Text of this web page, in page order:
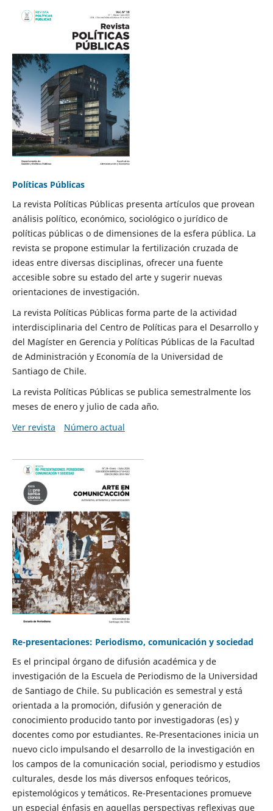
Políticas Públicas
La revista Políticas Públicas presenta artículos que provean
análisis político, económico, sociológico o jurídico de
políticas públicas o de dimensiones de la esfera pública. La
revista se propone estimular la fertilización cruzada de
ideas entre diversas disciplinas, ofrecer una fuente
accesible sobre su estado del arte y sugerir nuevas
orientaciones de investigación.
La revista Políticas Públicas forma parte de la actividad
interdisciplinaria del Centro de Políticas para el Desarrollo y
del Magíster en Gerencia y Políticas Públicas de la Facultad
de Administración y Economía de la Universidad de
Santiago de Chile.
La revista Políticas Públicas se publica semestralmente los
meses de enero y julio de cada año.
Ver revista
Número actual
Re-presentaciones: Periodismo, comunicación y sociedad
Es el principal órgano de difusión académica y de
investigación de la Escuela de Periodismo de la Universidad
de Santiago de Chile. Su publicación es semestral y está
orientada a la promoción, difusión y generación de
conocimiento producido tanto por investigadoras (es) y
docentes como por estudiantes. Re-Presentaciones inicia un
nuevo ciclo impulsando el desarrollo de la investigación en
los campos de la comunicación social, periodismo y estudios
culturales, desde los más diversos enfoques teóricos,
epistemológicos y temáticos. Re-Presentaciones promueve
un especial énfasis en aquellas perspectivas reflexivas que